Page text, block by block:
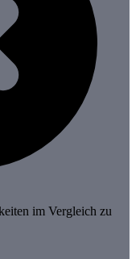
im Vergleich zu